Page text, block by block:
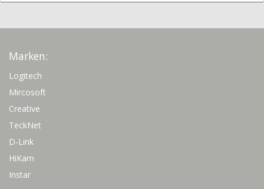
Marken:
Logitech
Mircosoft
Creative
TeckNet
D-Link
HiKam
Instar